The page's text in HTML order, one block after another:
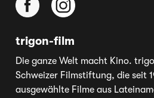
trigon-film
Die ganze Welt macht Kino.
Schweizer Filmstiftung, die seit
ausgewählte Filme aus